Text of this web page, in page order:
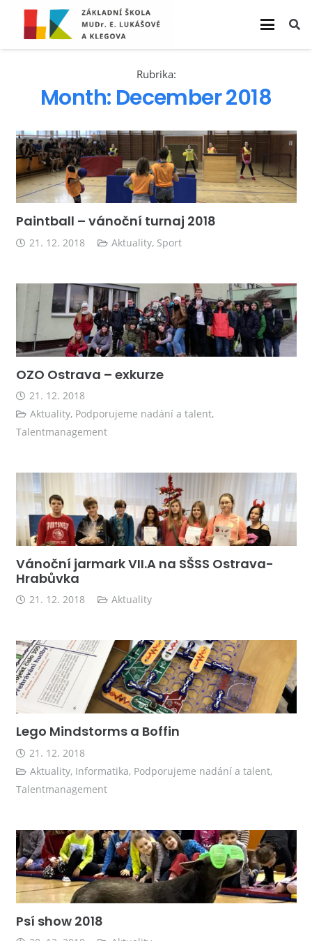
Rubrika:
Month: December 2018
Paintball – vánoční turnaj 2018
21. 12. 2018 Aktuality, Sport
OZO Ostrava – exkurze
21. 12. 2018
Aktuality, Podporujeme nadání a talent,
Talentmanagement
Vánoční jarmark VII.A na SŠSS Ostrava-
Hrabůvka
21. 12. 2018 Aktuality
Lego Mindstorms a Boffin
21. 12. 2018
Aktuality, Informatika, Podporujeme nadání a talent,
Talentmanagement
Psí show 2018